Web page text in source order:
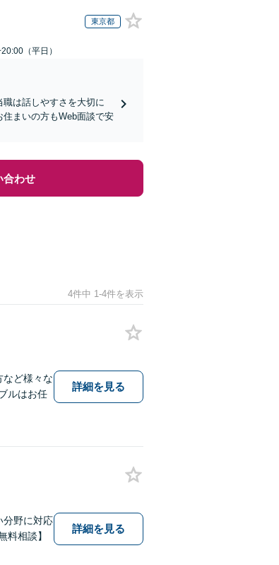
東京都
（平日）
職は話しやすさを大切に
まいの方もWeb面談で安
合わせ
4件中 1-4件を表示
など様々な
ルはお任
詳細を見る
分野に対応
料相談】
詳細を見る